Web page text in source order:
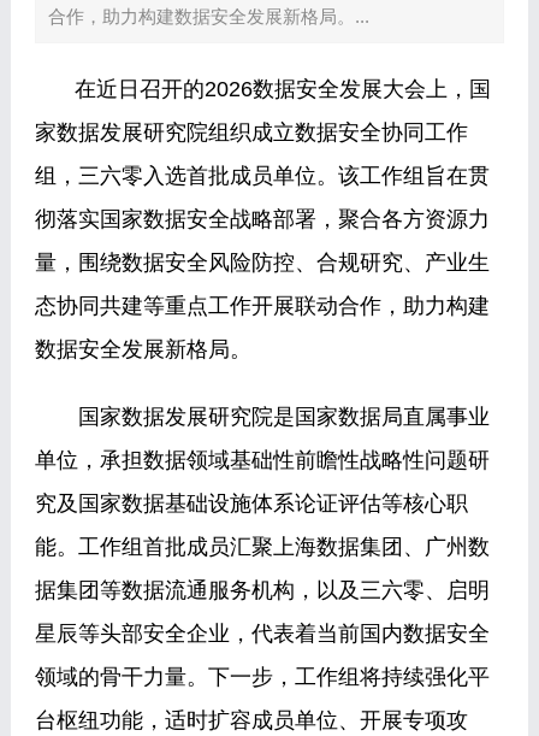
合作，助力构建数据安全发展新格局。...
在近日召开的2026数据安全发展大会上，国
家数据发展研究院组织成立数据安全协同工作
组，三六零入选首批成员单位。该工作组旨在贯
彻落实国家数据安全战略部署，聚合各方资源力
量，围绕数据安全风险防控、合规研究、产业生
态协同共建等重点工作开展联动合作，助力构建
数据安全发展新格局。
国家数据发展研究院是国家数据局直属事业
单位，承担数据领域基础性前瞻性战略性问题研
究及国家数据基础设施体系论证评估等核心职
能。工作组首批成员汇聚上海数据集团、广州数
据集团等数据流通服务机构，以及三六零、启明
星辰等头部安全企业，代表着当前国内数据安全
领域的骨干力量。下一步，工作组将持续强化平
台枢纽功能，适时扩容成员单位、开展专项攻